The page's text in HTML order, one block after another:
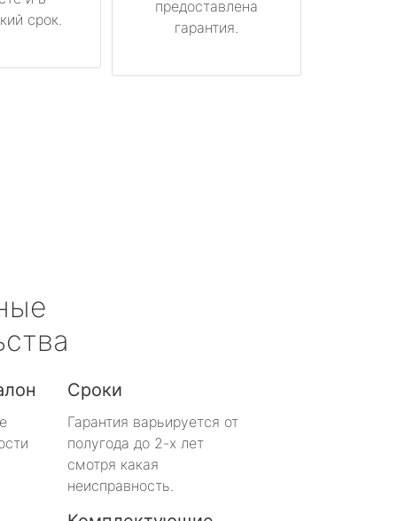
срок.
предоставлена
гарантия.
Сроки
Гарантия варьируется от
полугода до 2-х лет
смотря какая
неисправность.